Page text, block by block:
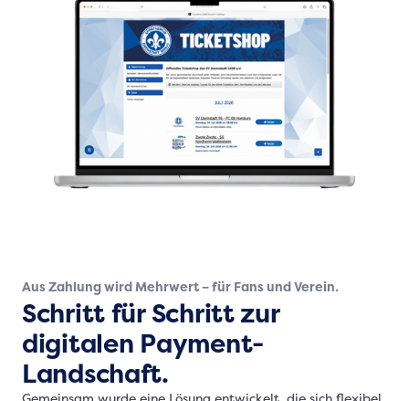
Aus Zahlung wird Mehrwert – für Fans und Verein.
Schritt für Schritt zur
digitalen Payment-
Landschaft.